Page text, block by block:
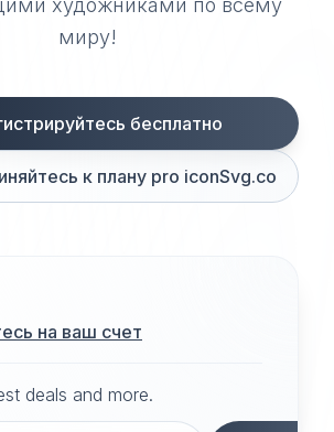
художниками по всему
миру!
бесплатно
к плану pro iconSvg.co
на ваш счет
deals and more.